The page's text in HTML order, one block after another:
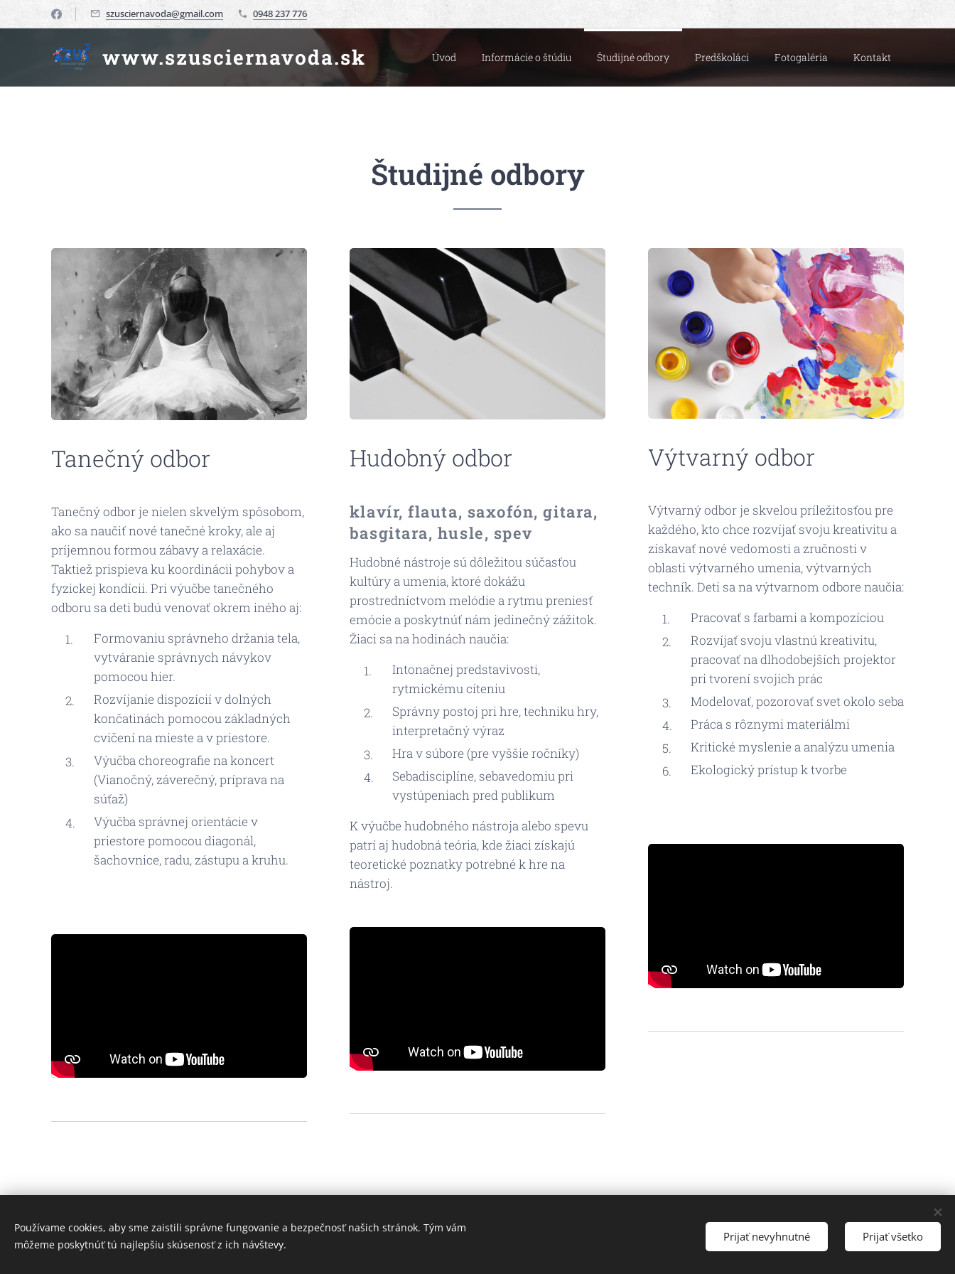
szusciernavoda@gmail.com 0948 237 776
www.szusciernavoda.sk Úvod Informácie o štúdiu Študijné odbory Predškoláci Fotogaléria Kontakt
Študijné odbory
Tanečný odbor
Tanečný odbor je nielen skvelým spôsobom,
ako sa naučiť nové tanečné kroky, ale aj
príjemnou formou zábavy a relaxácie.
Taktiež prispieva ku koordinácii pohybov a
fyzickej kondícii. Pri výučbe tanečného
odboru sa deti budú venovať okrem iného aj:
Formovaniu správneho držania tela,
vytváranie správnych návykov
pomocou hier.
Rozvíjanie dispozícií v dolných
končatinách pomocou základných
cvičení na mieste a v priestore.
Výučba choreografie na koncert
(Vianočný, záverečný, príprava na
súťaž)
Výučba správnej orientácie v
priestore pomocou diagonál,
šachovnice, radu, zástupu a kruhu.
Hudobný odbor
klavír, flauta, saxofón, gitara,
basgitara, husle, spev
Hudobné nástroje sú dôležitou súčasťou
kultúry a umenia, ktoré dokážu
prostredníctvom melódie a rytmu preniesť
emócie a poskytnúť nám jedinečný zážitok.
Žiaci sa na hodinách naučia:
Intonačnej predstavivosti,
rytmickému cíteniu
Správny postoj pri hre, techniku hry,
interpretačný výraz
Hra v súbore (pre vyššie ročníky)
Sebadisciplíne, sebavedomiu pri
vystúpeniach pred publikum
K výučbe hudobného nástroja alebo spevu
patrí aj hudobná teória, kde žiaci získajú
teoretické poznatky potrebné k hre na
nástroj.
Výtvarný odbor
Výtvarný odbor je skvelou príležitosťou pre
každého, kto chce rozvíjať svoju kreativitu a
získavať nové vedomosti a zručnosti v
oblasti výtvarného umenia, výtvarných
techník. Deti sa na výtvarnom odbore naučia:
Pracovať s farbami a kompozíciou
Rozvíjať svoju vlastnú kreativitu,
pracovať na dlhodobejších projektor
pri tvorení svojich prác
Modelovať, pozorovať svet okolo seba
Práca s rôznymi materiálmi
Kritické myslenie a analýzu umenia
Ekologický prístup k tvorbe
Obrázky poskytol Pexels Vytvorené službou Webnode Cookies
Používame cookies, aby sme zaistili správne fungovanie a bezpečnosť našich stránok. Tým vám
môžeme poskytnúť tú najlepšiu skúsenosť z ich návštevy.
Prijať nevyhnutné Prijať všetko